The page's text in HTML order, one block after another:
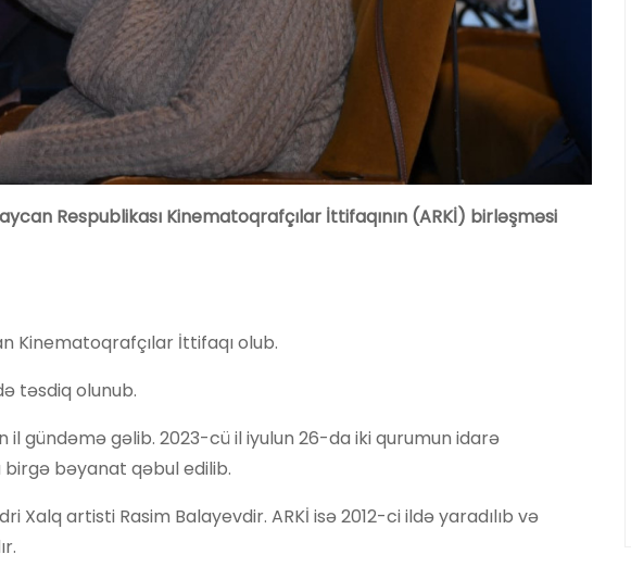
Respublikası Kinematoqrafçılar İttifaqının (ARKİ) birləşməsi
Kinematoqrafçılar İttifaqı olub.
təsdiq olunub.
il gündəmə gəlib. 2023-cü il iyulun 26-da iki qurumun idarə
birgə bəyanat qəbul edilib.
artisti Rasim Balayevdir. ARKİ isə 2012-ci ildə yaradılıb və